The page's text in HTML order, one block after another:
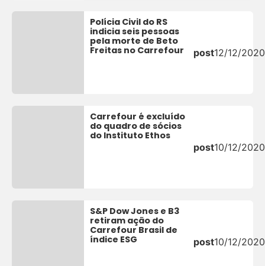
Polícia Civil do RS
indicia seis pessoas
pela morte de Beto
Freitas no Carrefour
post12/12/2020
Carrefour é excluído
do quadro de sócios
do Instituto Ethos
post10/12/2020
S&P Dow Jones e B3
retiram ação do
Carrefour Brasil de
índice ESG
post10/12/2020